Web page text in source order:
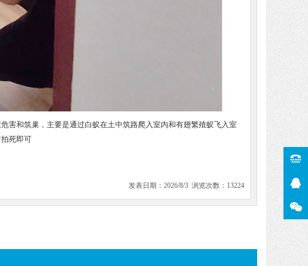
害和筑巢，主要是通过白蚁在土中筑路爬入室内和有翅繁殖蚁飞入室
死即可
发表日期：2026/8/3 浏览次数：13224